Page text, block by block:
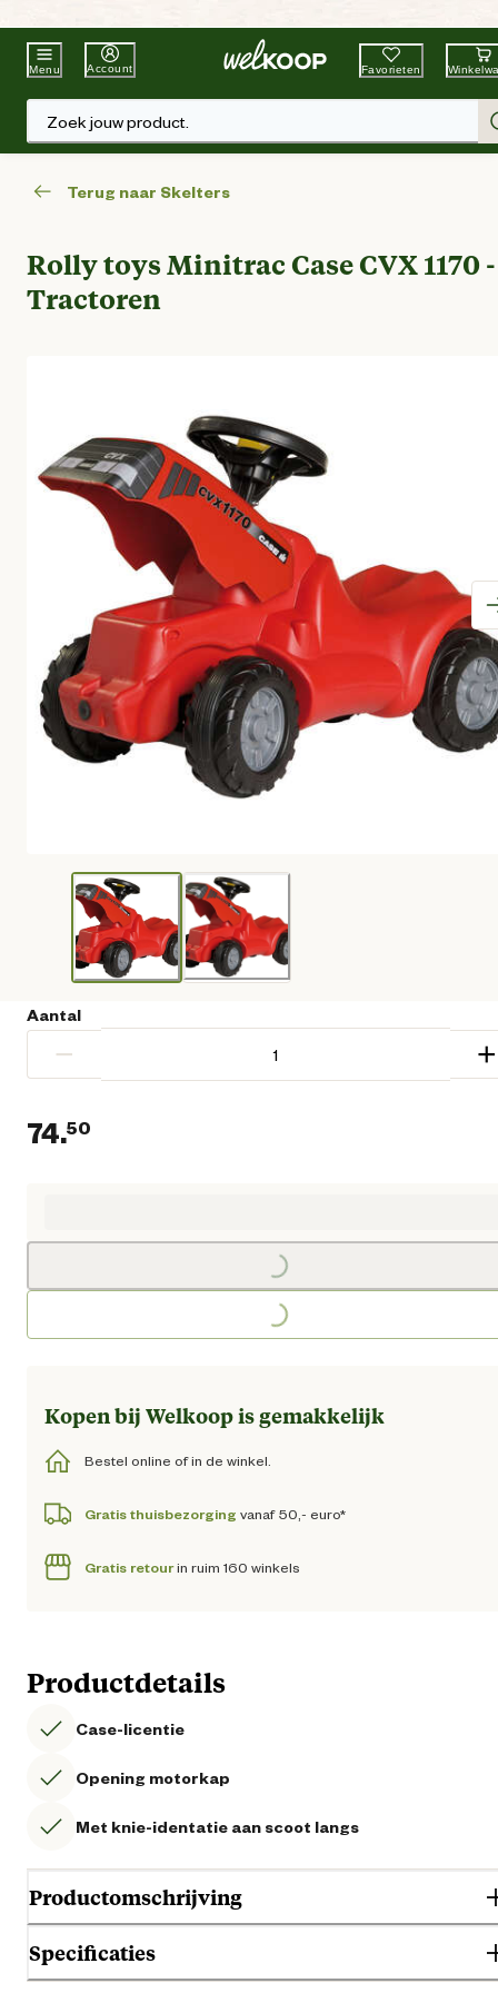
Beste WinkelketenTuin & Dier
Menu Account Favorieten
Zoek jouw product.
Terug naar Skelters
Rolly toys Minitrac Case CVX 1170 -
Tractoren
Aantal
− +
74.50
Loading...
Loading...
Kopen bij Welkoop is gemakkelijk
Bestel online of in de winkel.
Gratis thuisbezorging vanaf 50,- euro*
Gratis retourin ruim 160 winkels
Productdetails
Case-licentie
Opening motorkap
Met knie-identatie aan scoot langs
Productomschrijving
Specificaties